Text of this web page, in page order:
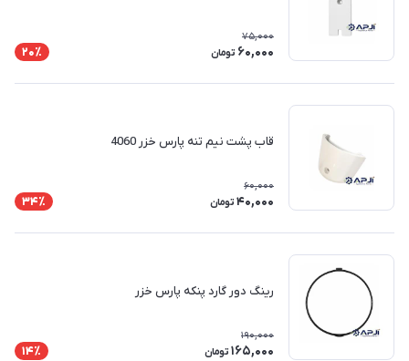
75,000
60,000 تومان 20٪
قاب پشت نیم تنه پارس خزر 4060
60,000
40,000 تومان 34٪
رینگ دور ‌گارد پنکه پارس خزر
190,000
165,000 تومان 14٪